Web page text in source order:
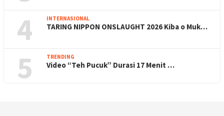
4 INTERNASIONAL
TARING NIPPON ONSLAUGHT 2026 Kiba o Muk…
5 TRENDING
Video “Teh Pucuk” Durasi 17 Menit …